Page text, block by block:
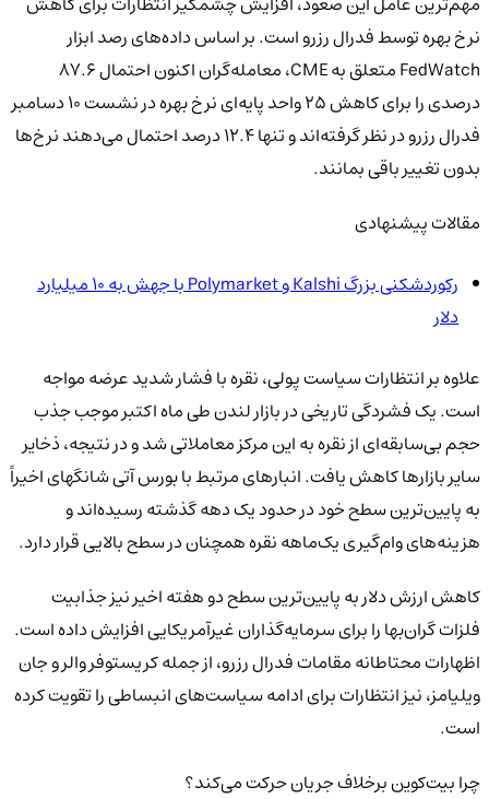
نرخ بهره توسط فدرال رزرو است. بر اساس داده‌های رصد ابزار
FedWatch متعلق به CME، معامله‌گران اکنون احتمال ۸۷.۶
درصدی را برای کاهش ۲۵ واحد پایه‌ای نرخ بهره در نشست ۱۰ دسامبر
فدرال رزرو در نظر گرفته‌اند و تنها ۱۲.۴ درصد احتمال می‌دهند نرخ‌ها
بدون تغییر باقی بمانند.
مقالات پیشنهادی
رکوردشکنی بزرگ Kalshi و Polymarket با جهش به ۱۰ میلیارد
دلار
علاوه بر انتظارات سیاست پولی، نقره با فشار شدید عرضه مواجه
است. یک فشردگی تاریخی در بازار لندن طی ماه اکتبر موجب جذب
حجم بی‌سابقه‌ای از نقره به این مرکز معاملاتی شد و در نتیجه، ذخایر
سایر بازارها کاهش یافت. انبارهای مرتبط با بورس آتی شانگهای اخیراً
به پایین‌ترین سطح خود در حدود یک دهه گذشته رسیده‌اند و
هزینه‌های وام‌گیری یک‌ماهه نقره همچنان در سطح بالایی قرار دارد.
کاهش ارزش دلار به پایین‌ترین سطح دو هفته اخیر نیز جذابیت
فلزات گران‌بها را برای سرمایه‌گذاران غیرآمریکایی افزایش داده است.
اظهارات محتاطانه مقامات فدرال رزرو، از جمله کریستوفر والر و جان
ویلیامز، نیز انتظارات برای ادامه سیاست‌های انبساطی را تقویت کرده
است.
چرا بیت‌کوین برخلاف جریان حرکت می‌کند؟